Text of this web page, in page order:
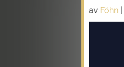
av Föhn